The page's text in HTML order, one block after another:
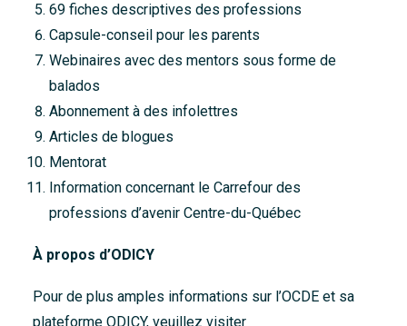
69 fiches descriptives des professions
Capsule-conseil pour les parents
Webinaires avec des mentors sous forme de
balados
Abonnement à des infolettres
Articles de blogues
Mentorat
Information concernant le Carrefour des
professions d’avenir Centre-du-Québec
À propos d’ODICY
Pour de plus amples informations sur l’OCDE et sa
plateforme ODICY, veuillez visiter